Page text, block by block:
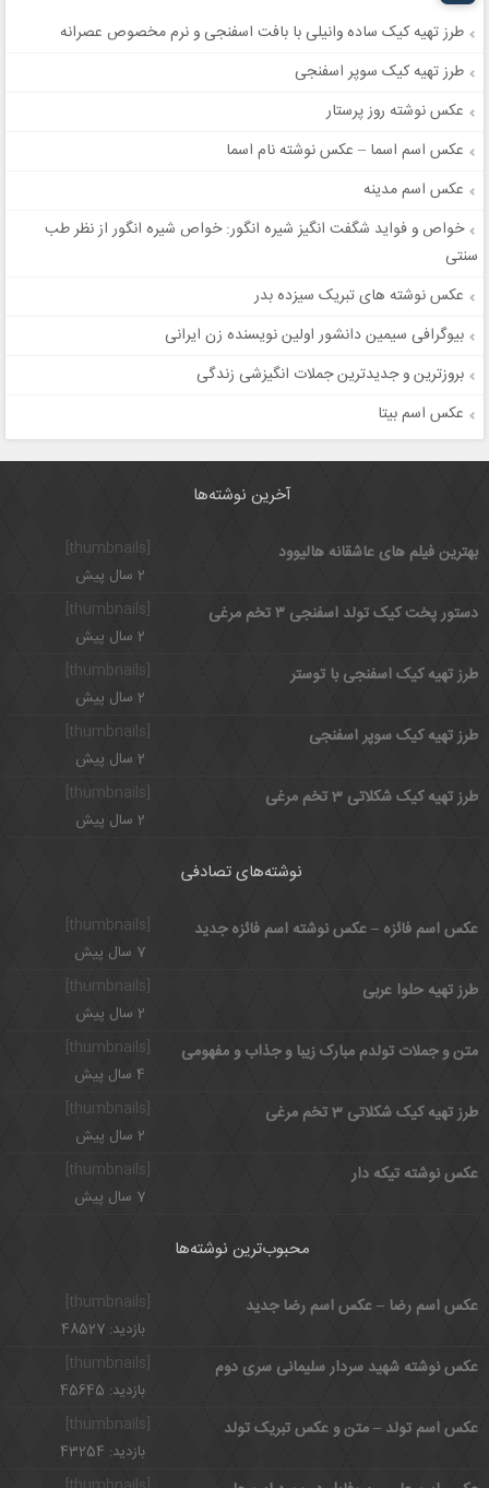
طرز تهیه کیک ساده وانیلی با بافت اسفنجی و نرم مخصوص عصرانه
طرز تهیه کیک سوپر اسفنجی
عکس نوشته روز پرستار
عکس اسم اسما – عکس نوشته نام اسما
عکس اسم مدینه
خواص و فواید شگفت انگیز شیره انگور: خواص شیره انگور از نظر طب
سنتی
عکس نوشته های تبریک سیزده بدر
بیوگرافی سیمین دانشور اولین نویسنده زن ایرانی
بروزترین و جدیدترین جملات انگیزشی زندگی
عکس اسم بیتا
آخرین نوشته‌ها
بهترین فیلم های عاشقانه هالیوود
2 سال پیش
[thumbnails]
دستور پخت کیک تولد اسفنجی ۳ تخم مرغی
2 سال پیش
طرز تهیه کیک اسفنجی با توستر
2 سال پیش
[thumbnails]
طرز تهیه کیک سوپر اسفنجی
2 سال پیش
طرز تهیه کیک شکلاتی 3 تخم مرغی
2 سال پیش
نوشته‌های تصادفی
[thumbnails] عکس اسم فائزه – عکس نوشته اسم فائزه جدید
7 سال پیش
طرز تهیه حلوا عربی
2 سال پیش
[thumbnails]
متن و جملات تولدم مبارک زیبا و جذاب و مفهومی
4 سال پیش
طرز تهیه کیک شکلاتی 3 تخم مرغی
2 سال پیش
عکس نوشته تیکه دار
7 سال پیش
محبوب‌ترین نوشته‌ها
عکس اسم رضا – عکس اسم رضا جدید
بازدید: 48527
[thumbnails]
عکس نوشته شهید سردار سلیمانی سری دوم
بازدید: 45645
عکس اسم تولد – متن و عکس تبریک تولد
بازدید: 43254